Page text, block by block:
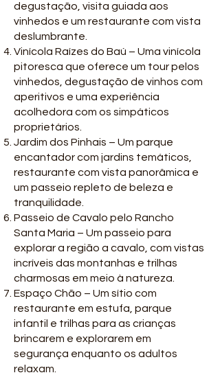
degustação, visita guiada aos
vinhedos e um restaurante com vista
deslumbrante.
Vinícola Raízes do Baú – Uma vinícola
pitoresca que oferece um tour pelos
vinhedos, degustação de vinhos com
aperitivos e uma experiência
acolhedora com os simpáticos
proprietários.
Jardim dos Pinhais – Um parque
encantador com jardins temáticos,
restaurante com vista panorâmica e
um passeio repleto de beleza e
tranquilidade.
Passeio de Cavalo pelo Rancho
Santa Maria – Um passeio para
explorar a região a cavalo, com vistas
incríveis das montanhas e trilhas
charmosas em meio à natureza.
Espaço Chão – Um sítio com
restaurante em estufa, parque
infantil e trilhas para as crianças
brincarem e explorarem em
segurança enquanto os adultos
relaxam.